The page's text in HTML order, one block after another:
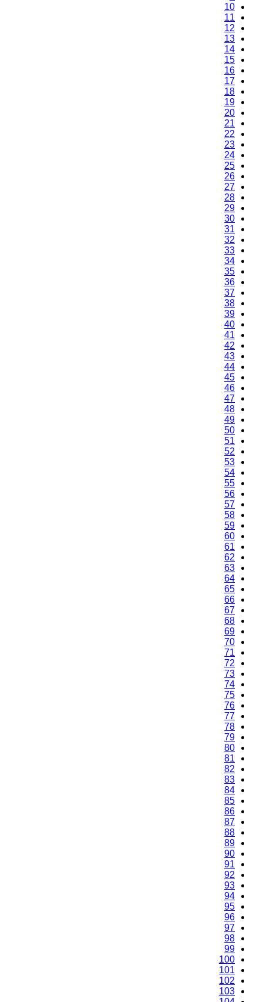
10
11
12
13
14
15
16
17
18
19
20
21
22
23
24
25
26
27
28
29
30
31
32
33
34
35
36
37
38
39
40
41
42
43
44
45
46
47
48
49
50
51
52
53
54
55
56
57
58
59
60
61
62
63
64
65
66
67
68
69
70
71
72
73
74
75
76
77
78
79
80
81
82
83
84
85
86
87
88
89
90
91
92
93
94
95
96
97
98
99
100
101
102
103